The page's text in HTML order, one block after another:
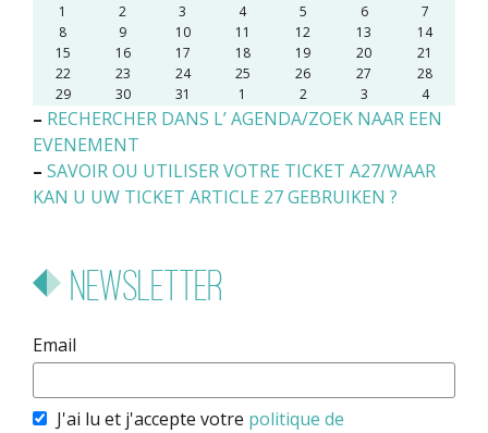
1
2 3 4 5 6
7
8
9 10 11 12 13
14
15
16 17 18 19 20
21
22
23 24 25 26 27
28
29
30 31 1 2 3 4
– RECHERCHER DANS L’ AGENDA/ZOEK NAAR EEN
EVENEMENT
– SAVOIR OU UTILISER VOTRE TICKET A27/WAAR
KAN U UW TICKET ARTICLE 27 GEBRUIKEN ?
Newsletter
Email
J'ai lu et j'accepte votre politique de